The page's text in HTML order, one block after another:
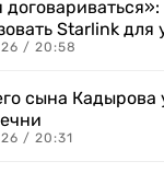
Starlink для
/ 20:58
сына Кадырова
/ 20:31